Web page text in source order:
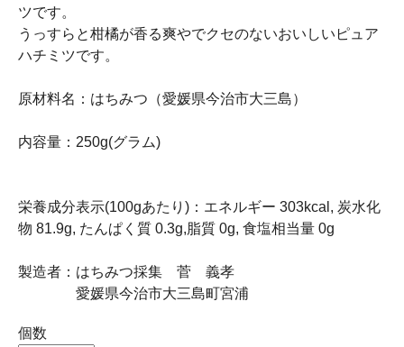
ツです。
うっすらと柑橘が香る爽やでクセのないおいしいピュア
ハチミツです。
原材料名：はちみつ（愛媛県今治市大三島）
内容量：250g(グラム)
栄養成分表示(100gあたり)：エネルギー 303kcal, 炭水化
物 81.9g, たんぱく質 0.3g,脂質 0g, 食塩相当量 0g
製造者：はちみつ採集 菅 義孝
愛媛県今治市大三島町宮浦
個数